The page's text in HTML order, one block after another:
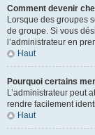
Comment devenir
Lorsque des groupes
de groupe. Si vous
l’administrateur en
Haut
Pourquoi certains
L’administrateur peut
rendre facilement
Haut